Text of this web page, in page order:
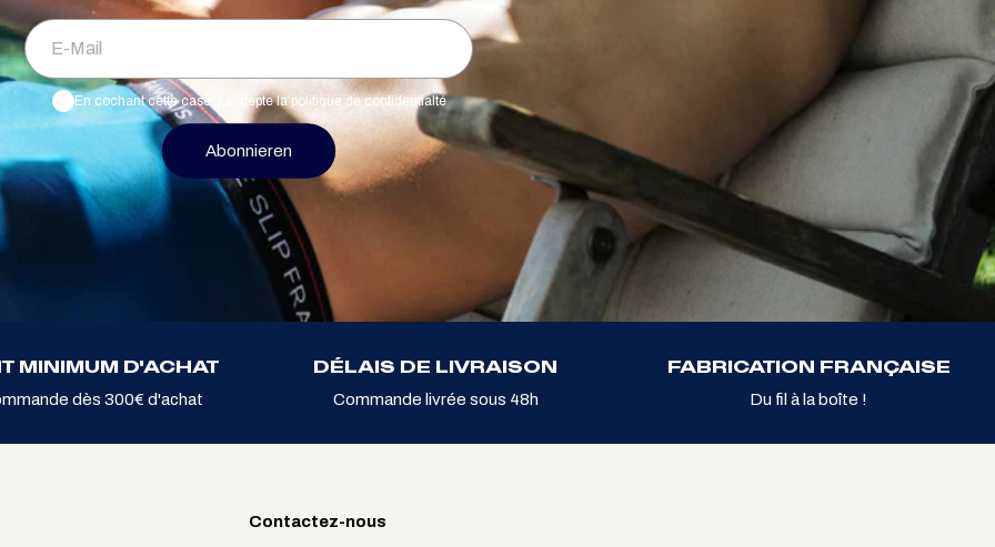
E-Mail
En cochant cette case, j'accepte la politique de confidentialté
Abonnieren
MINIMUM D'ACHAT
dès 300€ d'achat
DÉLAIS DE LIVRAISON
Commande livrée sous 48h
FABRICATION FRANÇAISE
Du fil à la boîte !
Contactez-nous